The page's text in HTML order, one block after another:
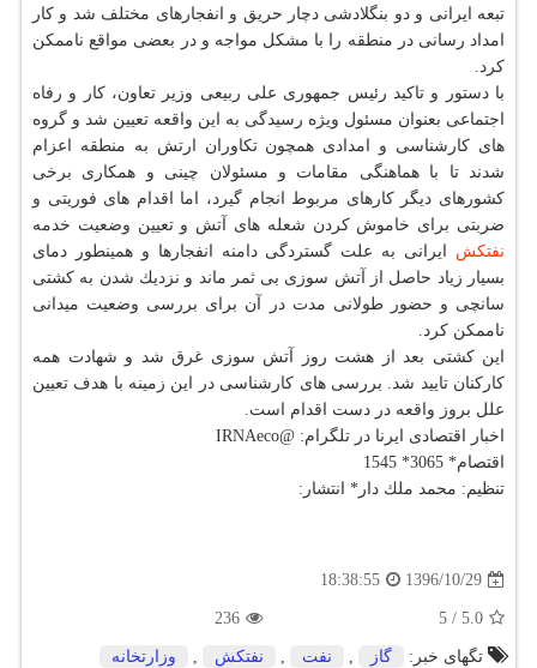
تبعه ایرانی و دو بنگلادشی دچار حریق و انفجارهای مختلف شد و كار
امداد رسانی در منطقه را با مشكل مواجه و در بعضی مواقع ناممكن
كرد.
با دستور و تاكید رئیس جمهوری علی ربیعی وزیر تعاون، كار و رفاه
اجتماعی بعنوان مسئول ویژه رسیدگی به این واقعه تعیین شد و گروه
های كارشناسی و امدادی همچون تكاوران ارتش به منطقه اعزام
شدند تا با هماهنگی مقامات و مسئولان چینی و همكاری برخی
كشورهای دیگر كارهای مربوط انجام گیرد، اما اقدام های فوریتی و
ضربتی برای خاموش كردن شعله های آتش و تعیین وضعیت خدمه
نفتكش ایرانی به علت گستردگی دامنه انفجارها و همینطور دمای
بسیار زیاد حاصل از آتش سوزی بی ثمر ماند و نزدیك شدن به كشتی
سانچی و حضور طولانی مدت در آن برای بررسی وضعیت میدانی
ناممكن كرد.
این كشتی بعد از هشت روز آتش سوزی غرق شد و شهادت همه
كاركنان تایید شد. بررسی های كارشناسی در این زمینه با هدف تعیین
علل بروز واقعه در دست اقدام است.
اخبار اقتصادی ایرنا در تلگرام: @IRNAeco
اقتصام* 3065* 1545
تنظیم: محمد ملك دار* انتشار:
1396/10/29
18:38:55
5.0
/
5
236
تگهای خبر: گاز , نفت , نفتكش , وزارتخانه